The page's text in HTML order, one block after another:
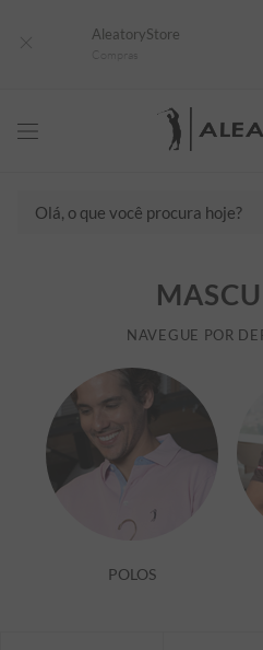
AleatoryStore
NAVEGUE POR
POLOS
1º
2º
5º
6º
º